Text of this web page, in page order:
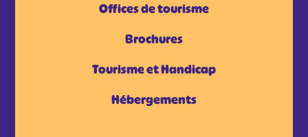
Offices de tourisme
Brochures
Tourisme et Handicap
Hébergements